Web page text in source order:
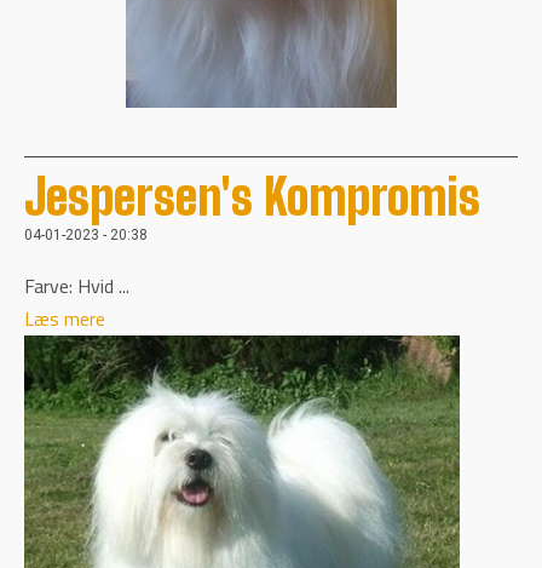
Jespersen's Kompromis
04-01-2023 - 20:38
Farve: Hvid ...
Læs mere